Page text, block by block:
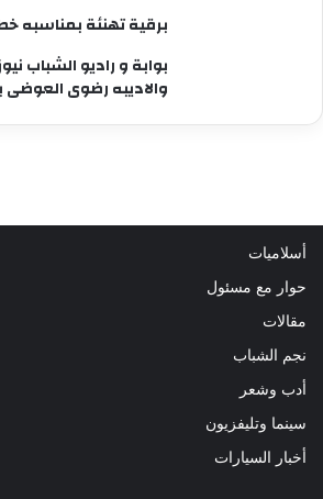
برقية تهنئة بمناسبه
بوابة و راديو الشباب
والاديبه رضوى العوضى
أسلاميات
حوار مع مسئول
مقالات
نجم الشباب
أدب وشعر
سينما وتليفزيون
أخبار السيارات